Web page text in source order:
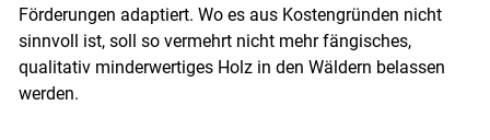
Förderungen adaptiert. Wo es aus Kostengründen nicht
sinnvoll ist, soll so vermehrt nicht mehr fängisches,
qualitativ minderwertiges Holz in den Wäldern belassen
werden.